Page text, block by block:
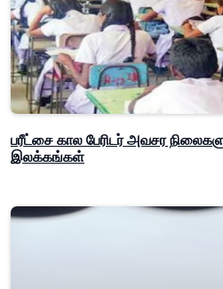
பரீட்சை கால பேரிடர் அவசர
இலக்கங்கள்